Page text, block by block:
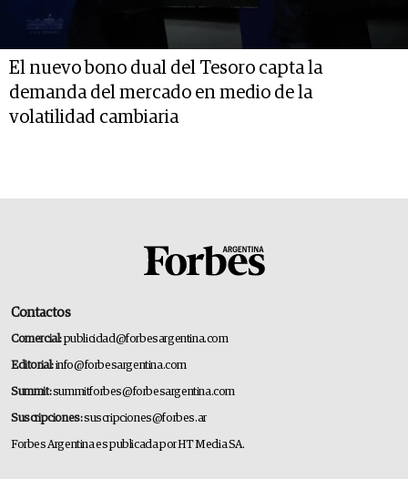
El nuevo bono dual del Tesoro capta la
demanda del mercado en medio de la
volatilidad cambiaria
Contactos
Comercial:publicidad@forbesargentina.com
Editorial:info@forbesargentina.com
Summit:summitforbes@forbesargentina.com
Suscripciones:suscripciones@forbes.ar
Forbes Argentina es publicada por HT Media SA.